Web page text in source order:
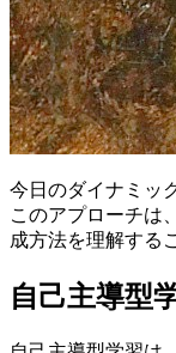
今日のダイナミッ
このアプローチは
成方法を理解する
自己主導型